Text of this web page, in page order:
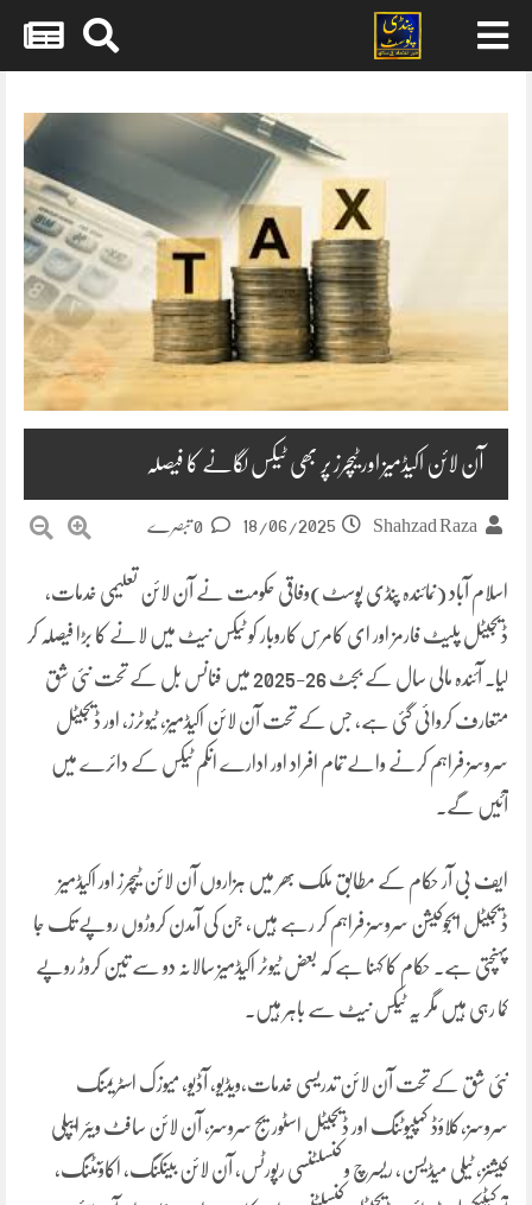
content
آن لائن اکیڈمیز اور ٹیچرز پر بھی ٹیکس لگانے کا فیصلہ
Shahzad Raza
18/06/2025
اسلام آباد (نمائندہ پنڈی پوسٹ)وفاقی حکومت نے آن لائن تعلیمی خدمات،
ڈیجیٹل پلیٹ فارمز اور ای کامرس کاروبار کو ٹیکس نیٹ میں لانے کا بڑا فیصلہ کر
لیا۔ آئندہ مالی سال کے بجٹ 26-2025 میں فنانس بل کے تحت نئی شق
متعارف کروائی گئی ہے، جس کے تحت آن لائن اکیڈمیز، ٹیوٹرز، اور ڈیجیٹل
سروسز فراہم کرنے والے تمام افراد اور ادارے انکم ٹیکس کے دائرے میں
آئیں گے۔
ایف بی آر حکام کے مطابق ملک بھر میں ہزاروں آن لائن ٹیچرز اور اکیڈمیز
ڈیجیٹل ایجوکیشن سروسز فراہم کر رہے ہیں، جن کی آمدن کروڑوں روپے تک جا
پہنچتی ہے۔ حکام کا کہنا ہے کہ بعض ٹیوٹر اکیڈمیز سالانہ دو سے تین کروڑ روپے
کما رہی ہیں مگر یہ ٹیکس نیٹ سے باہر ہیں۔
نئی شق کے تحت آن لائن تدریسی خدمات،ویڈیو، آڈیو، میوزک اسٹریمنگ
سروسز،کلاؤڈ کمپیوٹنگ اور ڈیجیٹل اسٹوریج سروسز، آن لائن سافٹ ویئر ایپلی
کیشنز، ٹیلی میڈیسن، ریسرچ و کنسلٹنسی رپورٹس، آن لائن بینکنگ، اکاؤنٹنگ،